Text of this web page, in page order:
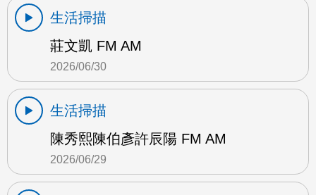
生活掃描
莊文凱 FM AM
2026/06/30
生活掃描
陳秀熙陳伯彥許辰陽 FM AM
2026/06/29